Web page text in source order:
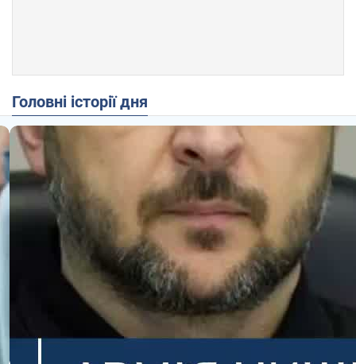
Головні історії дня